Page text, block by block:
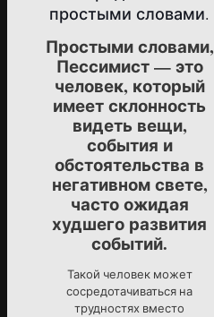
простыми словами.
Простыми словами,
Пессимист — это
человек, который
имеет склонность
видеть вещи,
события и
обстоятельства в
негативном свете,
часто ожидая
худшего развития
событий.
Такой человек может
сосредотачиваться на
трудностях вместо